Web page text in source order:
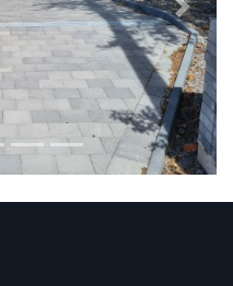
Next